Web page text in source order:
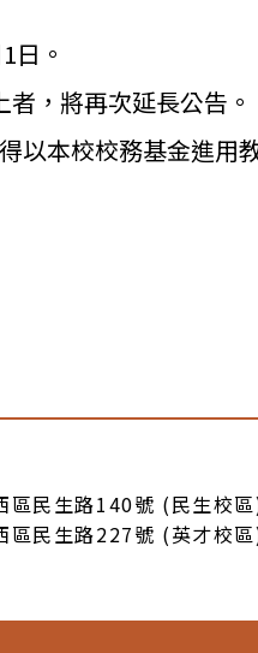
日。
， 將再次延長公告。
得以本校校務基金進用
區民生路140號 (民生
區民生路227號 (英才